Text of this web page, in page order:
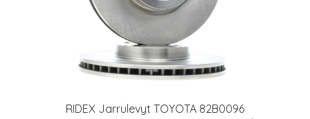
RIDEX Jarrulevyt TOYOTA 82B0096